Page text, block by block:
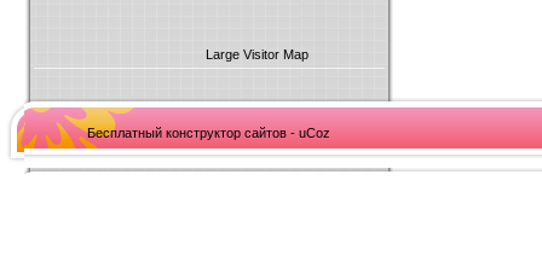
Large Visitor Map
Бесплатный конструктор сайтов - uCoz